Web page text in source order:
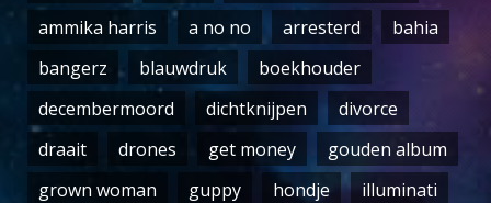
ammika harris
a no no arresterd
bahia
bangerz
blauwdruk
boekhouder
decembermoord
dichtknijpen
divorce
draait
drones get money
gouden album
grown woman
guppy hondje
illuminati